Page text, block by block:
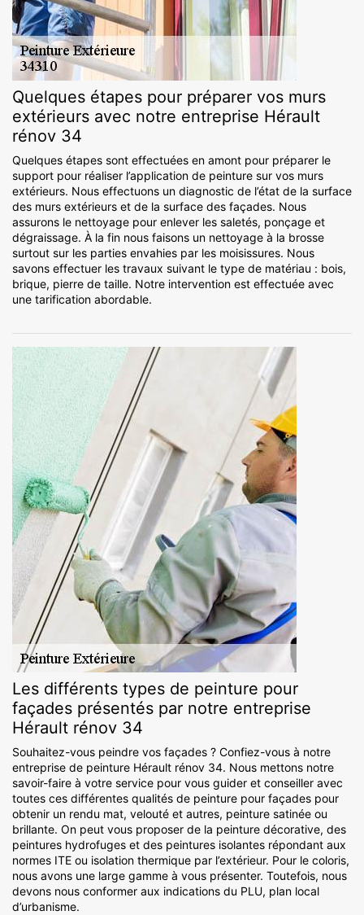
Quelques étapes pour préparer vos murs
extérieurs avec notre entreprise Hérault
rénov 34
Quelques étapes sont effectuées en amont pour préparer le
support pour réaliser l’application de peinture sur vos murs
extérieurs. Nous effectuons un diagnostic de l’état de la surface
des murs extérieurs et de la surface des façades. Nous
assurons le nettoyage pour enlever les saletés, ponçage et
dégraissage. À la fin nous faisons un nettoyage à la brosse
surtout sur les parties envahies par les moisissures. Nous
savons effectuer les travaux suivant le type de matériau : bois,
brique, pierre de taille. Notre intervention est effectuée avec
une tarification abordable.
Les différents types de peinture pour
façades présentés par notre entreprise
Hérault rénov 34
Souhaitez-vous peindre vos façades ? Confiez-vous à notre
entreprise de peinture Hérault rénov 34. Nous mettons notre
savoir-faire à votre service pour vous guider et conseiller avec
toutes ces différentes qualités de peinture pour façades pour
obtenir un rendu mat, velouté et autres, peinture satinée ou
brillante. On peut vous proposer de la peinture décorative, des
peintures hydrofuges et des peintures isolantes répondant aux
normes ITE ou isolation thermique par l’extérieur. Pour le coloris,
nous avons une large gamme à vous présenter. Toutefois, nous
devons nous conformer aux indications du PLU, plan local
d’urbanisme.